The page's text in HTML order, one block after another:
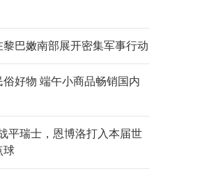
黎巴嫩南部展开密集军事行动
俗好物 端午小商品畅销国内
平瑞士，恩博洛打入本届世
球